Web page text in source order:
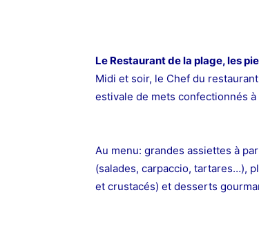
Le Restaurant de la plage, les
Midi et soir, le Chef du
estivale de mets confectionnés à
Au menu: grandes assiettes à
(salades, carpaccio, tartares…),
et crustacés) et desserts